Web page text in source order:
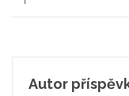
Autor